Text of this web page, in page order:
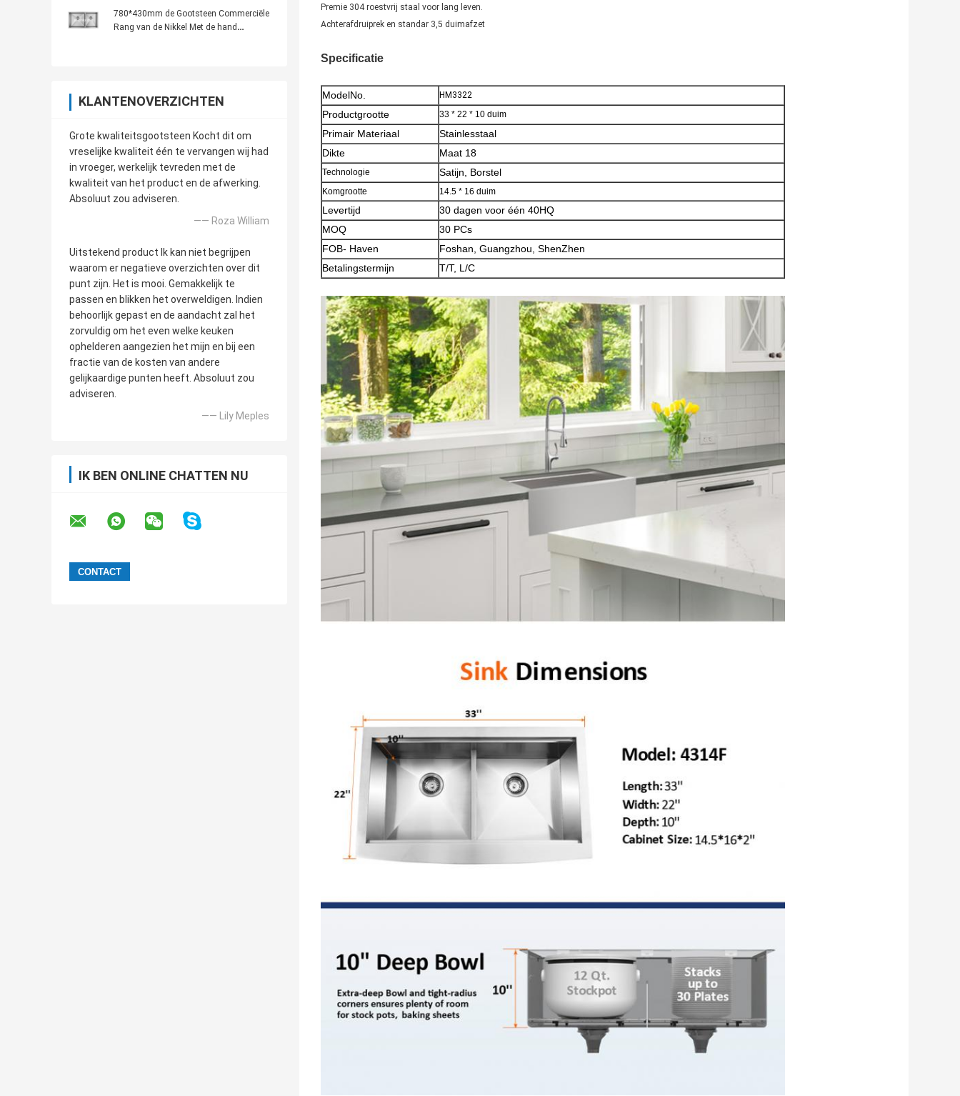
780*430mm de Gootsteen Commerciële
Rang van de Nikkel Met de hand
KLANTENOVERZICHTEN
Grote kwaliteitsgootsteen Kocht dit om
vreselijke kwaliteit één te vervangen wij had
in vroeger, werkelijk tevreden met de
kwaliteit van het product en de afwerking.
Absoluut zou adviseren.
—— Roza William
Uitstekend product Ik kan niet begrijpen
waarom er negatieve overzichten over dit
punt zijn. Het is mooi. Gemakkelijk te
passen en blikken het overweldigen. Indien
behoorlijk gepast en de aandacht zal het
zorvuldig om het even welke keuken
ophelderen aangezien het mijn en bij een
fractie van de kosten van andere
gelijkaardige punten heeft. Absoluut zou
adviseren.
—— Lily Meples
IK BEN ONLINE CHATTEN NU
Premie 304 roestvrij staal voor lang leven.
Achterafdruiprek en standar 3,5 duimafzet
Specificatie
ModelNo. HM3322
Productgrootte 33 * 22 * 10 duim
Primair Materiaal
Stainlesstaal
Dikte
Maat 18
Technologie Satijn, Borstel
Komgrootte 14.5 * 16 duim
Levertijd
30 dagen voor één 40HQ
MOQ
30 PCs
FOB- Haven
Foshan, Guangzhou, ShenZhen
Betalingstermijn
T/T, L/C